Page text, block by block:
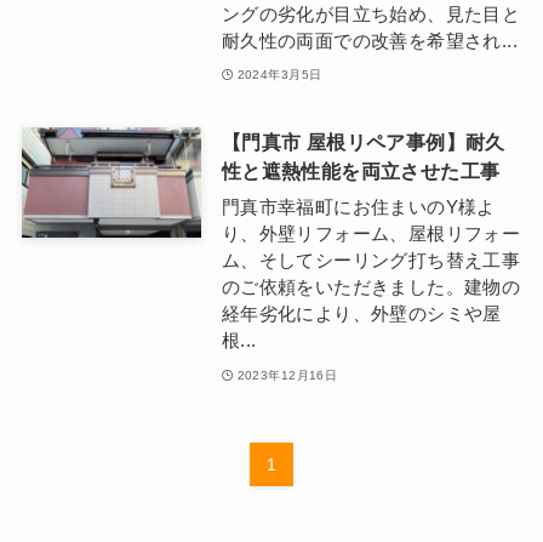
ングの劣化が目立ち始め、見た目と
耐久性の両面での改善を希望され...
2024年3月5日
【門真市 屋根リペア事例】耐久
性と遮熱性能を両立させた工事
門真市幸福町にお住まいのY様よ
り、外壁リフォーム、屋根リフォー
ム、そしてシーリング打ち替え工事
のご依頼をいただきました。建物の
経年劣化により、外壁のシミや屋
根...
2023年12月16日
1